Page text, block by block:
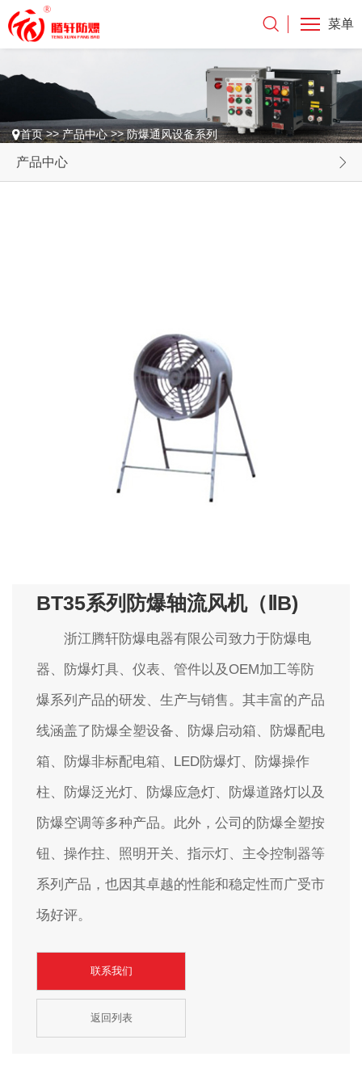
菜单
首页>>产品中心>>防爆通风设备系列
产品中心
BT35系列防爆轴流风机（ⅡB)
浙江腾轩防爆电器有限公司致力于防爆电
器、防爆灯具、仪表、管件以及OEM加工等防
爆系列产品的研发、生产与销售。其丰富的产品
线涵盖了防爆全塑设备、防爆启动箱、防爆配电
箱、防爆非标配电箱、LED防爆灯、防爆操作
柱、防爆泛光灯、防爆应急灯、防爆道路灯以及
防爆空调等多种产品。此外，公司的防爆全塑按
钮、操作拄、照明开关、指示灯、主令控制器等
系列产品，也因其卓越的性能和稳定性而广受市
场好评。
联系我们
返回列表